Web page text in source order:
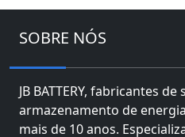
SOBRE NÓS
JB BATTERY, fabricantes
armazenamento de
mais de 10 anos.